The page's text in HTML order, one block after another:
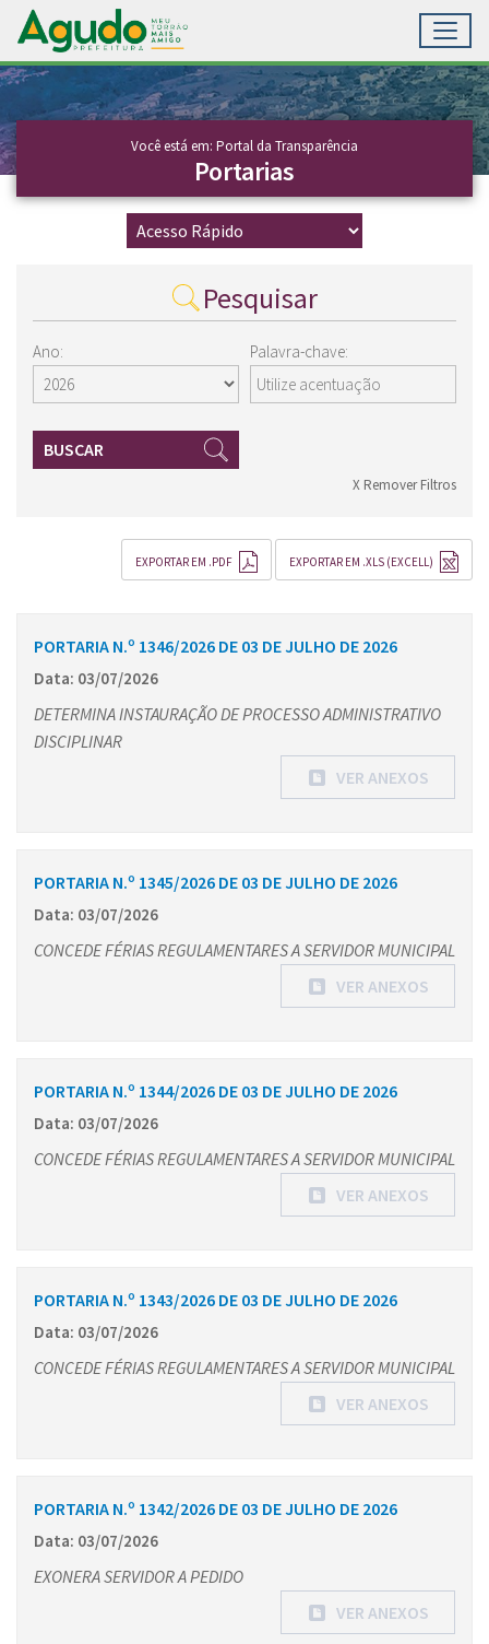
Ir para conteúdo principal
Conteúdo Principal
Você está em: Portal da Transparência
Portarias
Pesquisar
Ano: Palavra-chave:
BUSCAR
X Remover Filtros
EXPORTAR EM .XLS (EXCELL)
EXPORTAR EM .PDF
PORTARIA N.º 1346/2026 DE 03 DE JULHO DE 2026
Data: 03/07/2026
DETERMINA INSTAURAÇÃO DE PROCESSO ADMINISTRATIVO
DISCIPLINAR
VER ANEXOS
PORTARIA N.º 1345/2026 DE 03 DE JULHO DE 2026
Data: 03/07/2026
CONCEDE FÉRIAS REGULAMENTARES A SERVIDOR MUNICIPAL
VER ANEXOS
PORTARIA N.º 1344/2026 DE 03 DE JULHO DE 2026
Data: 03/07/2026
CONCEDE FÉRIAS REGULAMENTARES A SERVIDOR MUNICIPAL
VER ANEXOS
PORTARIA N.º 1343/2026 DE 03 DE JULHO DE 2026
Data: 03/07/2026
CONCEDE FÉRIAS REGULAMENTARES A SERVIDOR MUNICIPAL
VER ANEXOS
PORTARIA N.º 1342/2026 DE 03 DE JULHO DE 2026
Data: 03/07/2026
EXONERA SERVIDOR A PEDIDO
VER ANEXOS